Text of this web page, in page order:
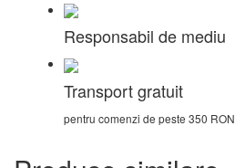
Responsabil de mediu
Transport gratuit
pentru comenzi de peste 350 RON